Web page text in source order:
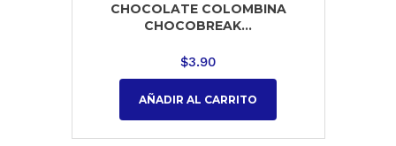
CHOCOLATE COLOMBINA
CHOCOBREAK...
$3.90
AÑADIR AL CARRITO